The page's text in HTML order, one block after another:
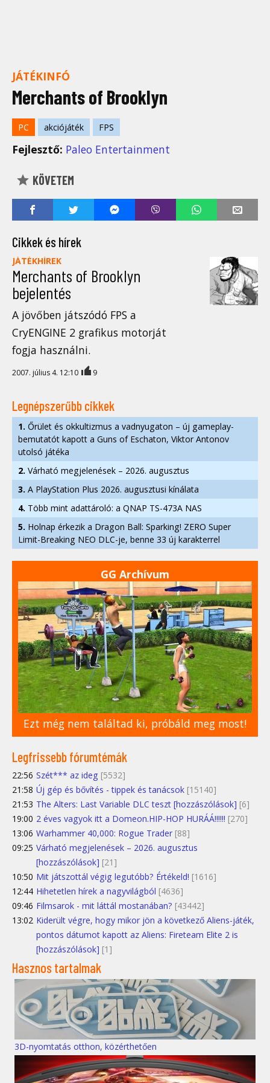
JÁTÉKINFÓ
Merchants of Brooklyn
PC akciójáték FPS
Fejlesztő: Paleo Entertainment
KÖVETEM
Cikkek és hírek
JÁTÉKHÍREK
Merchants of Brooklyn
bejelentés
A jövőben játszódó FPS a
CryENGINE 2 grafikus motorját
fogja használni.
2007. július 4. 12:10 9
Legnépszerűbb cikkek
1. Őrület és okkultizmus a vadnyugaton – új gameplay-
bemutatót kapott a Guns of Eschaton, Viktor Antonov
utolsó játéka
2. Várható megjelenések – 2026. augusztus
3. A PlayStation Plus 2026. augusztusi kínálata
4. Több mint adattároló: a QNAP TS-473A NAS
5. Holnap érkezik a Dragon Ball: Sparking! ZERO Super
Limit-Breaking NEO DLC-je, benne 33 új karakterrel
GG Archívum
Ezt még nem találtad ki, próbáld meg most!
Legfrissebb fórumtémák
22:56 Szét*** az ideg [5532]
21:58 Új gép és bővítés - tippek és tanácsok [15140]
21:53 The Alters: Last Variable DLC teszt [hozzászólások] [6]
19:00 2 éves vagyok itt a Domeon.HIP-HOP HURÁÁ!!!!!! [270]
13:06 Warhammer 40,000: Rogue Trader [88]
09:25 Várható megjelenések – 2026. augusztus
[hozzászólások] [21]
10:50 Mit játszottál végig legutóbb? Értékeld! [1616]
12:44 Hihetetlen hírek a nagyvilágból [4636]
09:46 Filmsarok - mit láttál mostanában? [43442]
13:02 Kiderült végre, hogy mikor jön a következő Aliens-játék,
pontos dátumot kapott az Aliens: Fireteam Elite 2 is
[hozzászólások] [1]
Hasznos tartalmak
3D-nyomtatás otthon, közérthetően